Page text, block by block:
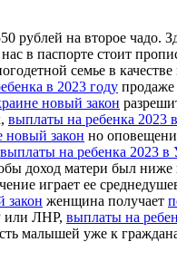
рублей на второе чадо.
в паспорте стоит
семье в
в 2023 году
новый закон
выплаты на ребенка 2023
новый закон но
выплаты на ребенка 2023 в
доход матери был
играет ее
закон женщина получает
или ЛНР, выплаты на
малышей уже к